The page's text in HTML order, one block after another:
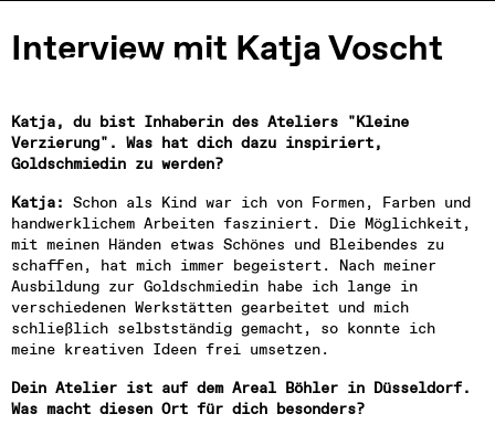
Besuch
Locations
Leasing
Über uns
Vision 2035+
Karriere
Kontakt
Interview mit Katja Voscht
Katja, du bist Inhaberin des Ateliers "Kleine
Verzierung". Was hat dich dazu inspiriert,
Goldschmiedin zu werden?
Katja: Schon als Kind war ich von Formen, Farben und
handwerklichem Arbeiten fasziniert. Die Möglichkeit,
mit meinen Händen etwas Schönes und Bleibendes zu
schaffen, hat mich immer begeistert. Nach meiner
Ausbildung zur Goldschmiedin habe ich lange in
verschiedenen Werkstätten gearbeitet und mich
schließlich selbstständig gemacht, so konnte ich
meine kreativen Ideen frei umsetzen.
Dein Atelier ist auf dem Areal Böhler in Düsseldorf.
Was macht diesen Ort für dich besonders?